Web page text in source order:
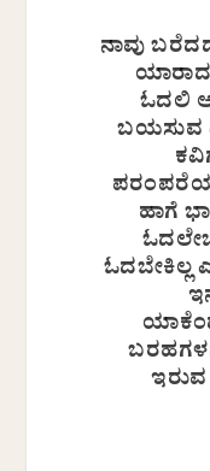
ನಾವು
ಓದಲಿ
ಬಯಸುವ
ಹಾಗೆ
ಓದಬೇಕಿಲ್ಲ